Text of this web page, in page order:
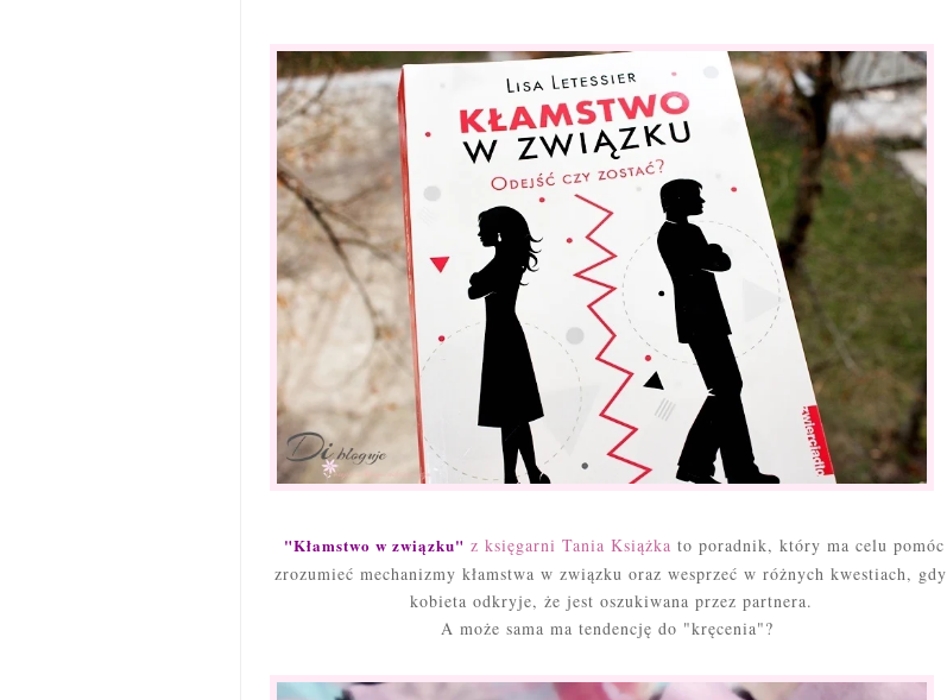
"Kłamstwo w związku" z księgarni Tania Książka to poradnik, który ma celu pomóc
zrozumieć mechanizmy kłamstwa w związku oraz wesprzeć w różnych kwestiach, gdy
kobieta odkryje, że jest oszukiwana przez partnera.
A może sama ma tendencję do "kręcenia"?